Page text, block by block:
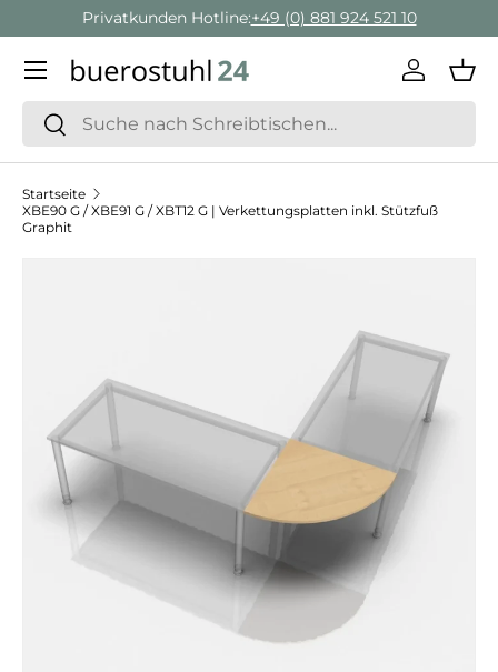
Direkt zum Inhalt
Privatkunden Hotline:+49 (0) 881 924 521 10
Suchen
Suchen
Menü
Startseite
XBE90 G / XBE91 G / XBT12 G | Verkettungsplatten inkl. Stützfuß
Graphit